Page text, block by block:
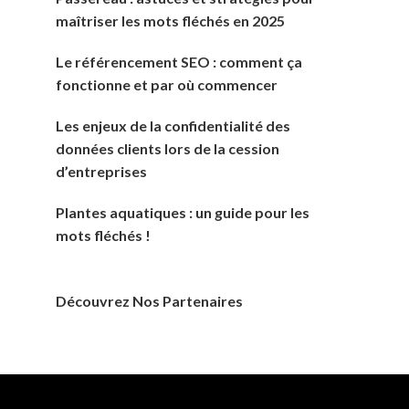
maîtriser les mots fléchés en 2025
Le référencement SEO : comment ça
fonctionne et par où commencer
Les enjeux de la confidentialité des
données clients lors de la cession
d’entreprises
Plantes aquatiques : un guide pour les
mots fléchés !
Découvrez Nos Partenaires